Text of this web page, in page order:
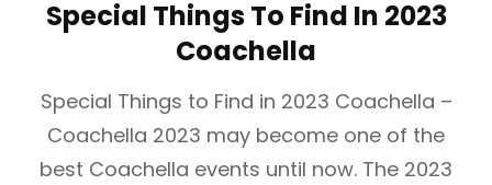
J
H
N
N
L
I
t
n
s
s
t
d
n
Special Things To Find In 2023
Coachella
Special Things to Find in 2023 Coachella –
Coachella 2023 may become one of the
best Coachella events until now. The 2023